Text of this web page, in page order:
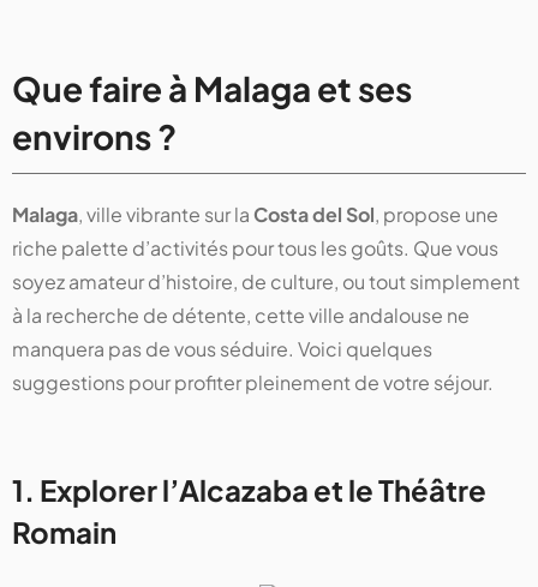
Que faire à Malaga et ses
environs ?
Malaga, ville vibrante sur la Costa del Sol, propose une
riche palette d’activités pour tous les goûts. Que vous
soyez amateur d’histoire, de culture, ou tout simplement
à la recherche de détente, cette ville andalouse ne
manquera pas de vous séduire. Voici quelques
suggestions pour profiter pleinement de votre séjour.
1. Explorer l’Alcazaba et le Théâtre
Romain